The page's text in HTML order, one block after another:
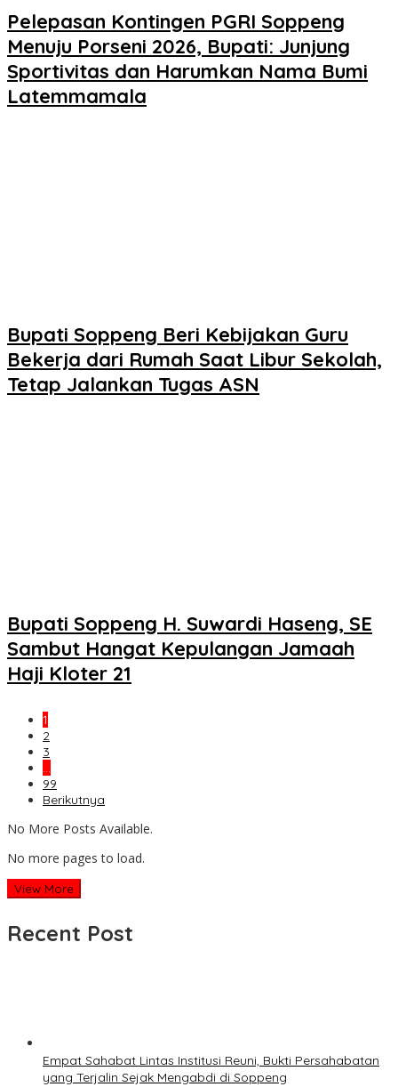
Pelepasan Kontingen PGRI Soppeng
Menuju Porseni 2026, Bupati: Junjung
Sportivitas dan Harumkan Nama Bumi
Latemmamala
Bupati Soppeng Beri Kebijakan Guru
Bekerja dari Rumah Saat Libur Sekolah,
Tetap Jalankan Tugas ASN
Bupati Soppeng H. Suwardi Haseng, SE
Sambut Hangat Kepulangan Jamaah
Haji Kloter 21
1
2
3
…
99
Berikutnya
No More Posts Available.
No more pages to load.
View More
Recent Post
Empat Sahabat Lintas Institusi Reuni, Bukti Persahabatan
yang Terjalin Sejak Mengabdi di Soppeng